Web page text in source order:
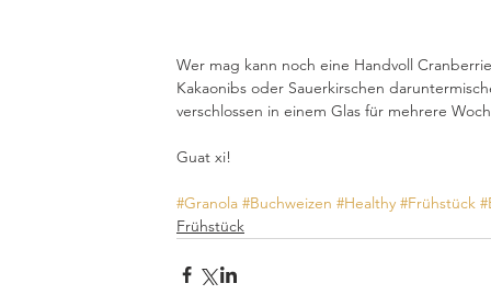
Wer mag kann noch eine Handvoll
Kakaonibs oder Sauerkirschen
verschlossen in einem Glas für mehrere
Guat xi!
#Granola #Buchweizen #Healthy #Frühstück
Frühstück